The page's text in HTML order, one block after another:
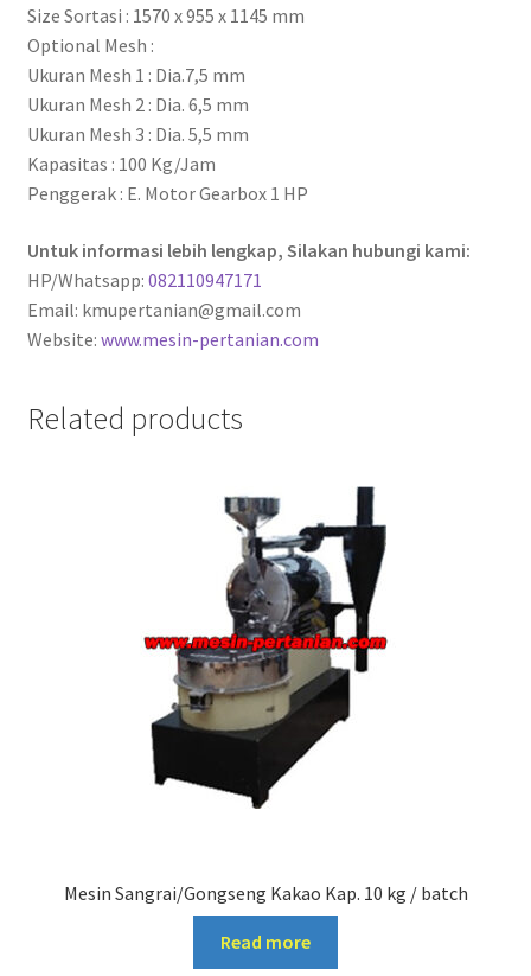
Size Sortasi : 1570 x 955 x 1145 mm
Optional Mesh :
Ukuran Mesh 1 : Dia.7,5 mm
Ukuran Mesh 2 : Dia. 6,5 mm
Ukuran Mesh 3 : Dia. 5,5 mm
Kapasitas : 100 Kg/Jam
Penggerak : E. Motor Gearbox 1 HP
Untuk informasi lebih lengkap, Silakan hubungi kami:
HP/Whatsapp: 082110947171
Email: kmupertanian@gmail.com
Website: www.mesin-pertanian.com
Related products
Mesin Sangrai/Gongseng Kakao Kap. 10 kg / batch
Read more